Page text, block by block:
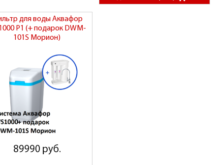
для воды Аквафор
P1 (+ подарок DWM-
101S Морион)
89990 руб.